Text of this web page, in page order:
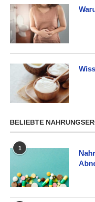
BELIEBTE
1